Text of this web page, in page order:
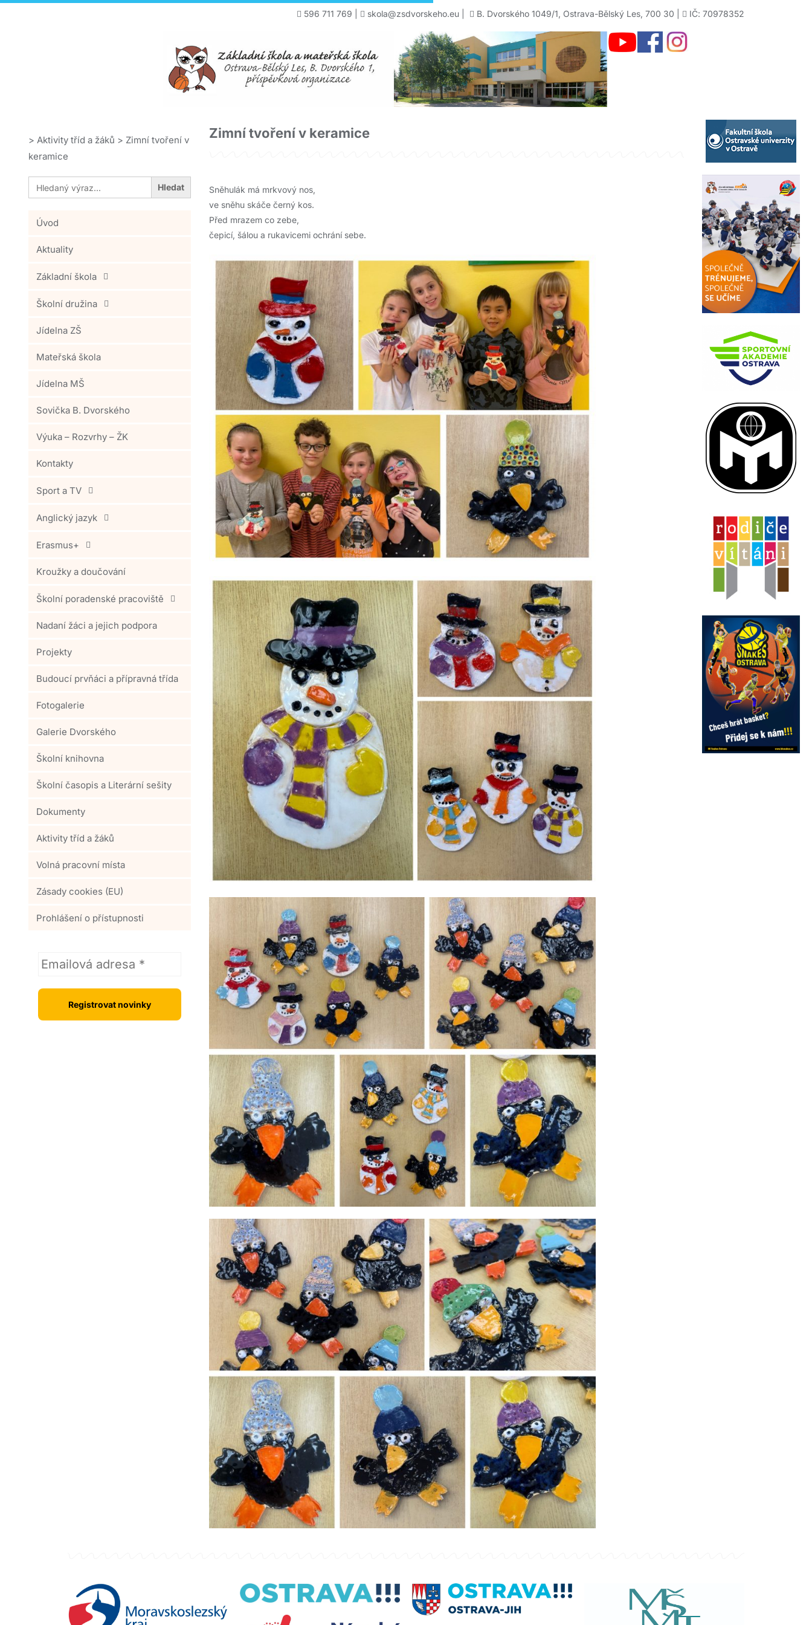
596 711 769 skola@zsdvorskeho.eu B. Dvorského 1049/1, Ostrava-Bělský Les, 700 30 | IČ: 70978352
> Aktivity tříd a žáků > Zimní tvoření v
keramice
Search
for:
Úvod
Aktuality
Základní škola
Školní družina
Jídelna ZŠ
Mateřská škola
Jídelna MŠ
Sovička B. Dvorského
Výuka – Rozvrhy – ŽK
Kontakty
Sport a TV
Anglický jazyk
Erasmus+
Kroužky a doučování
Školní poradenské pracoviště
Nadaní žáci a jejich podpora
Projekty
Budoucí prvňáci a přípravná třída
Fotogalerie
Galerie Dvorského
Školní knihovna
Školní časopis a Literární sešity
Dokumenty
Aktivity tříd a žáků
Volná pracovní místa
Zásady cookies (EU)
Prohlášení o přístupnosti
Zimní tvoření v keramice
Sněhulák má mrkvový nos,
ve sněhu skáče černý kos.
Před mrazem co zebe,
čepicí, šálou a rukavicemi ochrání sebe.